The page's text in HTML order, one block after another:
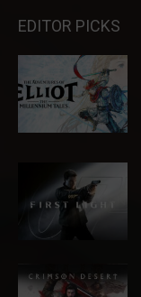
EDITOR PICKS